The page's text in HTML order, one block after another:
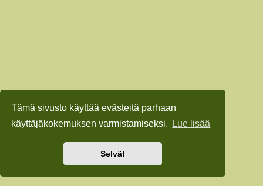
Tämä sivusto käyttää evästeitä parhaan
käyttäjäkokemuksen varmistamiseksi.
Lue lisää
Selvä!